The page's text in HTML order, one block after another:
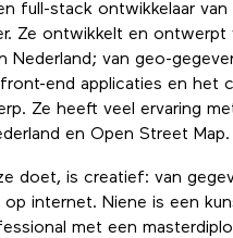
full-stack ontwikkelaar van
Ze ontwikkelt en ontwerpt
Nederland; van geo-
end applicaties en het
Ze heeft veel ervaring
en Open Street Map.
doet, is creatief: van
op internet. Niene is een
met een